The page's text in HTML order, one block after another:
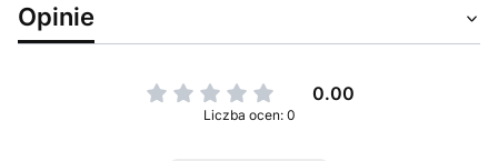
Opinie
0.00
Liczba ocen: 0